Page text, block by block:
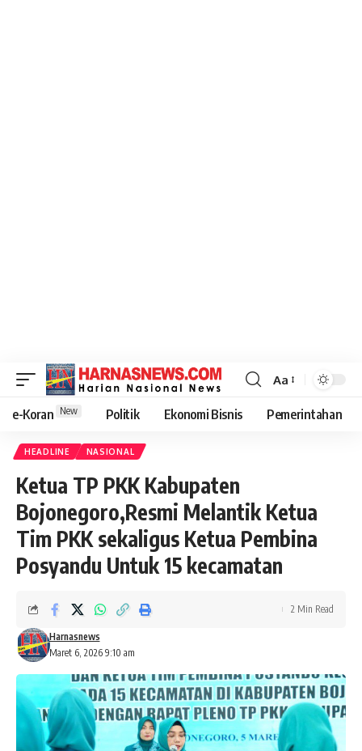
Aa
e-Koran New Politik Ekonomi Bisnis Pemerintahan
HEADLINE NASIONAL
Ketua TP PKK Kabupaten
Bojonegoro,Resmi Melantik Ketua
Tim PKK sekaligus Ketua Pembina
Posyandu Untuk 15 kecamatan
Maret 6, 2026 9:10 am
Harnasnews
2 Min Read